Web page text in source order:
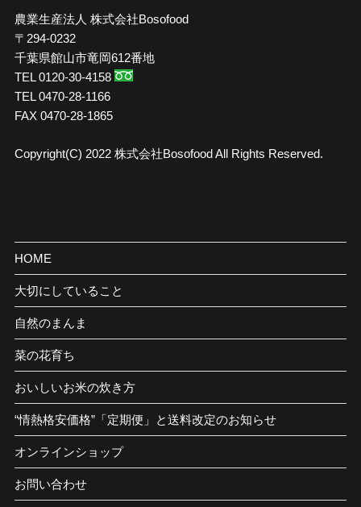
農業生産法人 株式会社Bosofood
〒294-0232
千葉県館山市竜岡612番地
TEL 0120-30-4158
TEL 0470-28-1166
FAX 0470-28-1865
Copyright(C) 2022 株式会社Bosofood All Rights Reserved.
HOME
大切にしていること
自然のまんま
菜の花育ち
おいしいお米の炊き方
“情熱格安価格”「定期便」と送料改定のお知らせ
オンラインショップ
お問い合わせ